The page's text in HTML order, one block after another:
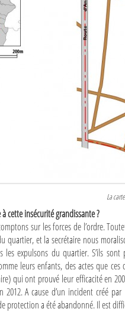
La
à cette insécurité grandissante ?
sur les forces de l’ordre.
quartier, et la secrétaire nous
les expulsons du quartier. S’ils
leurs enfants, des actes que
qui ont prouvé leur efficacité en
2012. A cause d’un incident créé
protection a été abandonné. Il est